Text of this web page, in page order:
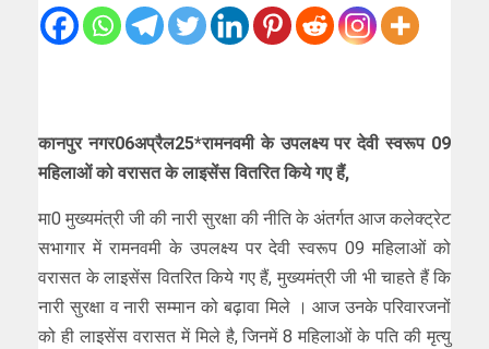
कानपुर नगर06अप्रैल25*रामनवमी के उपलक्ष्य पर देवी स्वरूप 09
महिलाओं को वरासत के लाइसेंस वितरित किये गए हैं,
मा0 मुख्यमंत्री जी की नारी सुरक्षा की नीति के अंतर्गत आज कलेक्ट्रेट
सभागार में रामनवमी के उपलक्ष्य पर देवी स्वरूप 09 महिलाओं को
वरासत के लाइसेंस वितरित किये गए हैं, मुख्यमंत्री जी भी चाहते हैं कि
नारी सुरक्षा व नारी सम्मान को बढ़ावा मिले । आज उनके परिवारजनों
को ही लाइसेंस वरासत में मिले है, जिनमें 8 महिलाओं के पति की मृत्यु